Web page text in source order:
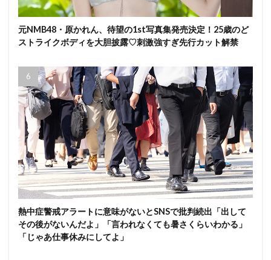
元NMB48・原かれん、待望の1st写真集発売決定！25歳のど
ストライクボディを大胆披露♡刺激強すぎ先行カット解禁
熱中症警戒アラートに意味がないとSNSで批判続出「出して
その後がないんだよ」「言われなくても暑さくらいわかる」
「じゃあ仕事休みにしてよ」